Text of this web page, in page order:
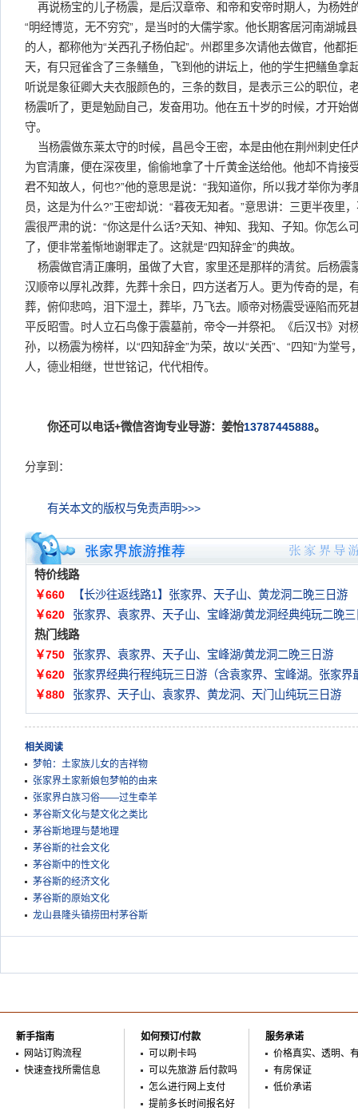
再说杨宝的儿子杨震，是后汉章帝、和帝和安帝时期人，为杨姓
“明经博览，无不穷究”，是当时的大儒学家。他长期客居河南湖城
的人，都称他为“关西孔子杨伯起”。州郡里多次请他去做官，他都
天，有只冠雀含了三条鳝鱼，飞到他的讲坛上，他的学生把鳝鱼拿
听说是象征卿大夫衣服颜色的，三条的数目，是表示三公的职位，
杨震听了，更是勉励自己，发奋用功。他在五十岁的时候，才开始
守。
当杨震做东莱太守的时候，昌邑令王密，本是由他在荆州刺史任
为官清廉，便在深夜里，偷偷地拿了十斤黄金送给他。他却不肯接
君不知故人，何也?”他的意思是说：“我知道你，所以我才举你为
员，这是为什么?”王密却说：“暮夜无知者。”意思讲：三更半夜里
震很严肃的说：“你这是什么话?天知、神知、我知、子知。你怎么
了，便非常羞惭地谢罪走了。这就是“四知辞金”的典故。
杨震做官清正廉明，虽做了大官，家里还是那样的清贫。后杨震
汉顺帝以厚礼改葬，先葬十余日，四方送者万人。更为传奇的是，
葬，俯仰悲鸣，泪下湿土，葬毕，乃飞去。顺帝对杨震受诬陷而死
平反昭雪。时人立石鸟像于震墓前，帝令一并祭祀。《后汉书》对
孙，以杨震为榜样，以“四知辞金”为荣，故以“关西”、“四知”为堂号
人，德业相继，世世铭记，代代相传。
你还可以电话+微信咨询专业导游：姜怡13787445888。
分享到：
有关本文的版权与免责声明>>>
特价线路
￥660
【长沙往返线路1】张家界、天子山、黄龙洞二晚三日游
￥620
张家界、袁家界、天子山、宝峰湖/黄龙洞经典纯玩二晚三
热门线路
￥750
张家界、袁家界、天子山、宝峰湖/黄龙洞二晚三日游
￥620
张家界经典行程纯玩三日游（含袁家界、宝峰湖。张家界
￥880
张家界、天子山、袁家界、黄龙洞、天门山纯玩三日游
相关阅读
梦帕：土家族儿女的吉祥物
张家界土家新娘包梦帕的由来
张家界白族习俗——过生牵羊
茅谷斯文化与楚文化之类比
茅谷斯地理与楚地理
茅谷斯的社会文化
茅谷斯中的性文化
茅谷斯的经济文化
茅谷斯的原始文化
龙山县隆头镇捞田村茅谷斯
新手指南
网站订购流程
快速查找所需信息
如何预订/付款
可以刷卡吗
可以先旅游 后付款吗
怎么进行网上支付
提前多长时间报名好
服务承诺
价格真实、透明、
有房保证
低价承诺